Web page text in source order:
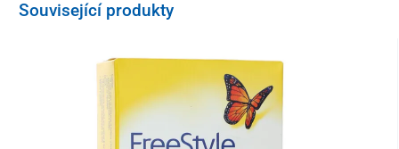
Související produkty